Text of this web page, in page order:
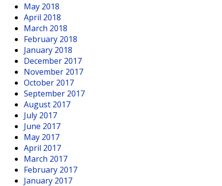
May 2018
April 2018
March 2018
February 2018
January 2018
December 2017
November 2017
October 2017
September 2017
August 2017
July 2017
June 2017
May 2017
April 2017
March 2017
February 2017
January 2017